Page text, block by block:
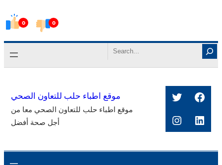
0 0
content
Search
موقع اطباء حلب للتعاون الصحي
موقع اطباء حلب للتعاون الصحي معا من
أجل صحة أفضل
Twitter